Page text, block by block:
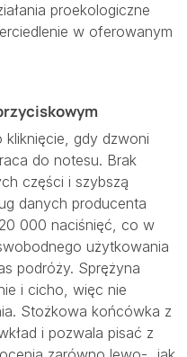
proekologiczne
w oferowanym
gdy dzwoni
do notesu. Brak
części i szybszą
danych producenta
000 naciśnięć, co w
użytkowania
podróży. Sprężyna
i cicho, więc nie
Stożkowa końcówka z
i pozwala pisać z